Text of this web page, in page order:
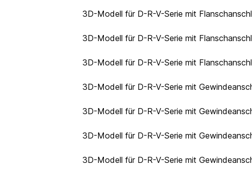
3D-Modell für D-R-V-Serie mit
3D-Modell für D-R-V-Serie mit
3D-Modell für D-R-V-Serie mit
3D-Modell für D-R-V-Serie mit
3D-Modell für D-R-V-Serie mit
3D-Modell für D-R-V-Serie mit
3D-Modell für D-R-V-Serie mit